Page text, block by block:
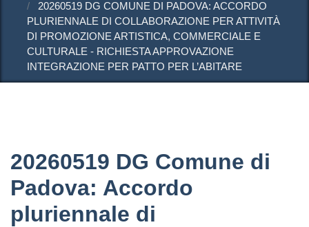
20260519 DG COMUNE DI PADOVA: ACCORDO
PLURIENNALE DI COLLABORAZIONE PER ATTIVITÀ
DI PROMOZIONE ARTISTICA, COMMERCIALE E
CULTURALE - RICHIESTA APPROVAZIONE
INTEGRAZIONE PER PATTO PER L’ABITARE
20260519 DG Comune di
Padova: Accordo
pluriennale di